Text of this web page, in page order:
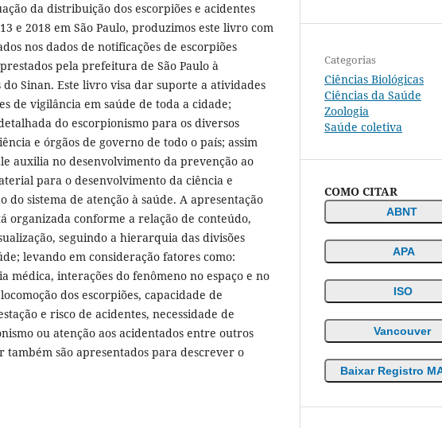
da distribuição dos escorpiões e acidentes
e 2018 em São Paulo, produzimos este livro com
nos dados de notificações de escorpiões
pela prefeitura de São Paulo à
do Sinan. Este livro visa dar suporte a atividades
de vigilância em saúde de toda a cidade;
do escorpionismo para os diversos
e órgãos de governo de todo o país; assim
auxilia no desenvolvimento da prevenção ao
para o desenvolvimento da ciência e
do sistema de atenção à saúde. A apresentação
organizada conforme a relação de conteúdo,
seguindo a hierarquia das divisões
levando em consideração fatores como:
médica, interações do fenômeno no espaço e no
dos escorpiões, capacidade de
e risco de acidentes, necessidade de
ou atenção aos acidentados entre outros
também são apresentados para descrever o
Categorias
Ciências Biológicas
Ciências da Saúde
Zoologia
Saúde coletiva
COMO CITAR
ABNT
APA
ISO
Vancouver
Baixar Registro